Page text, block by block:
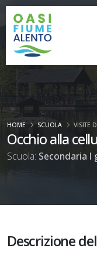
Occhio alla
Scuola: Secondaria I
HOME SCUOLA VISITE
Descrizione